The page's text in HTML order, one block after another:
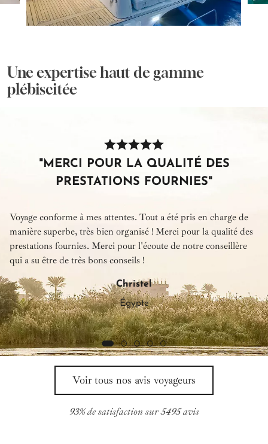
Une expertise haut de gamme
plébiscitée
"MERCI POUR LA QUALITÉ DES
PRESTATIONS FOURNIES"
Voyage conforme à mes attentes. Tout a été pris en charge de
manière superbe, très bien organisé ! Merci pour la qualité des
prestations fournies. Merci pour l'écoute de notre conseillère
qui a su être de très bons conseils !
Christel
Égypte
Voir tous nos avis voyageurs
93% de satisfaction sur 5495 avis